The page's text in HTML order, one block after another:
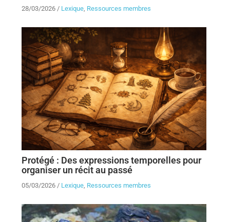
28/03/2026/ Lexique, Ressources membres
Protégé : Des expressions temporelles pour
organiser un récit au passé
05/03/2026/ Lexique, Ressources membres